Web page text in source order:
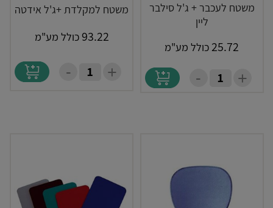
משטח לעכבר + ג'ל סילבר
ליין
25.72כולל מע"מ
+
-
משטח למקלדת +ג'ל אידטה
93.22 כולל מע"מ
+
-